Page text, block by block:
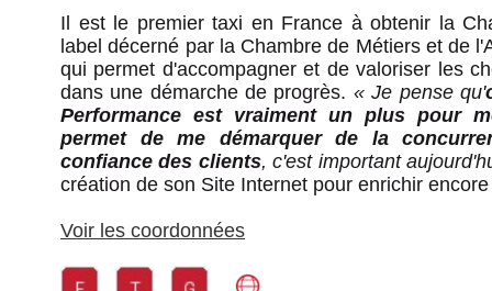
Il est le premier taxi en France à obtenir la
label décerné par la Chambre de Métiers et de
qui permet d'accompagner et de valoriser les
dans une démarche de progrès. « Je pense qu'
Performance est vraiment un plus pour
permet de me démarquer de la
confiance des clients, c'est important
création de son Site Internet pour enrichir
Voir les coordonnées